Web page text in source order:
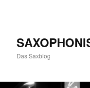
Das Saxblog